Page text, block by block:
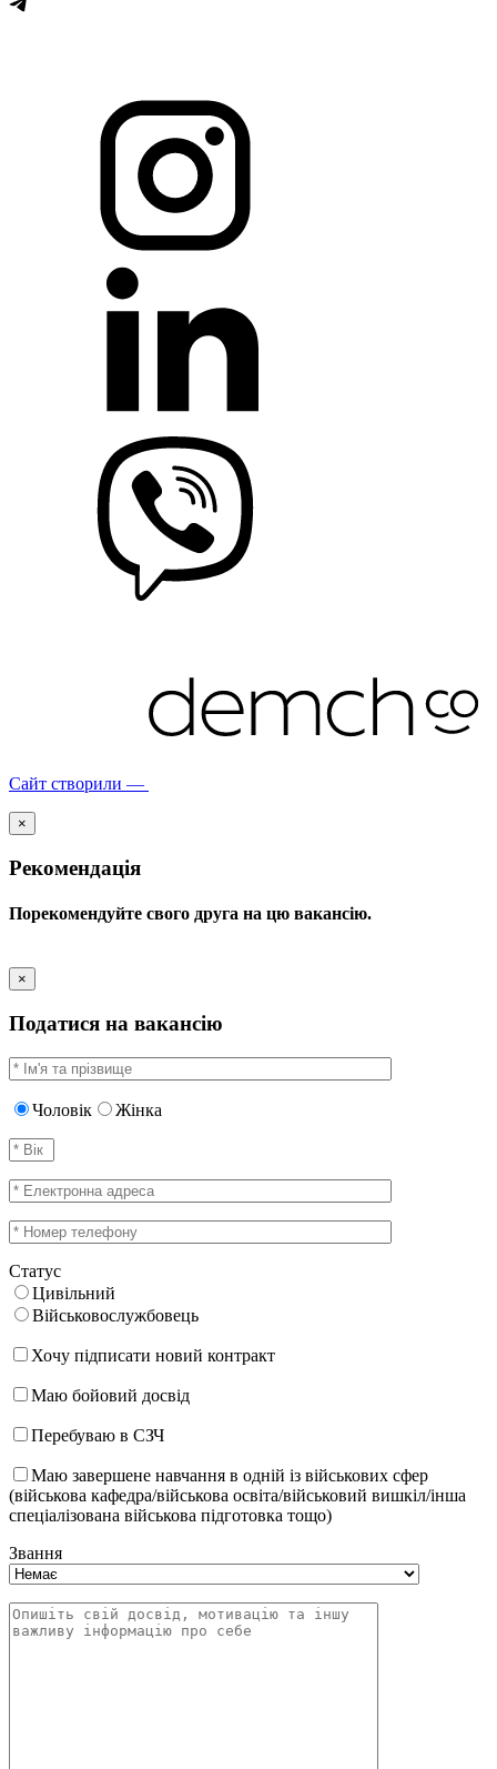
Сайт створили —
×
Рекомендація
Порекомендуйте свого друга на цю вакансію.
×
Податися на вакансію
Чоловік Жінка
Статус
Цивільний
Військовослужбовець
Хочу підписати новий контракт
Маю бойовий досвід
Перебуваю в СЗЧ
Маю завершене навчання в одній із військових сфер
(військова кафедра/військова освіта/військовий вишкіл/інша
спеціалізована військова підготовка тощо)
Звання